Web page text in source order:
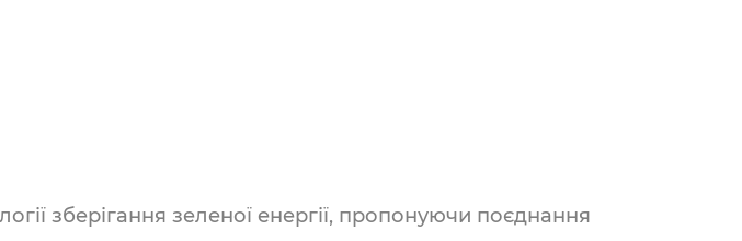
зберігання зеленої енергії, пропонуючи поєднання